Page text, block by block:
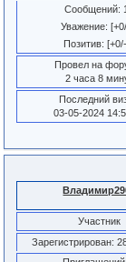
Сообщений:
Уважение:
Позитив:
Провел на
2 часа 8
Последний
03-05-2024
Участник
Зарегистрирован: